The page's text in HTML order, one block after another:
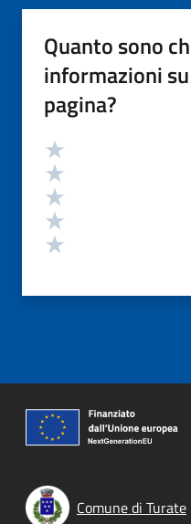
Quanto sono
informazioni
pagina?
Valutazione
Comune di Turate